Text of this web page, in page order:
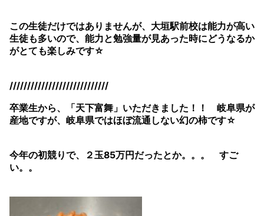
この生徒だけではありませんが、大垣駅前校は能力が高い
生徒も多いので、能力と勉強量が見あった時にどうなるか
がとても楽しみです☆
////////////////////////////
卒業生から、「天下富舞」いただきました！！ 岐阜県が
産地ですが、岐阜県ではほぼ流通しない幻の柿です☆
今年の初競りで、２玉85万円だったとか。。。 すご
い。。